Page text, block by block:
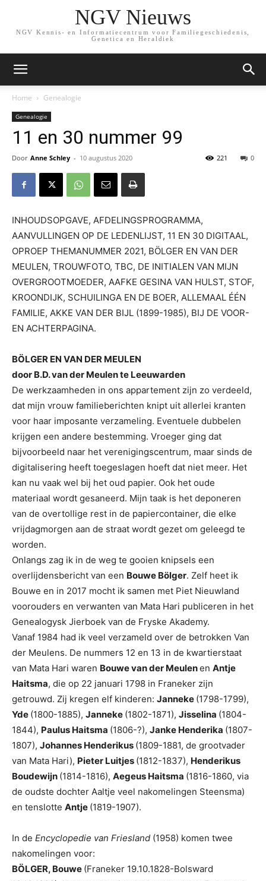
NGV Nieuws
NGV Kennis- en Informatiecentrum voor Familiegeschiedenis,
Genetica en Heraldiek
Home Genealogie
Genealogie
11 en 30 nummer 99
Door Anne Schley - 10 augustus 2020 0
221
INHOUDSOPGAVE, AFDELINGSPROGRAMMA,
AANVULLINGEN OP DE LEDENLIJST, 11 EN 30 DIGITAAL,
OPROEP THEMANUMMER 2021, BÖLGER EN VAN DER
MEULEN, TROUWFOTO, TBC, DE INITIALEN VAN MIJN
OVERGROOTMOEDER, AAFKE GESINA VAN HULST, STOF,
KROONDIJK, SCHUILINGA EN DE BOER, ALLEMAAL ÉÉN
FAMILIE, AKKE VAN DER BIJL (1899-1985), BIJ DE VOOR-
EN ACHTERPAGINA.
BÖLGER EN VAN DER MEULEN
door B.D. van der Meulen te Leeuwarden
De werkzaamheden in ons appartement zijn zo verdeeld,
dat mijn vrouw familieberichten knipt uit allerlei kranten
voor haar imposante verzameling. Eventuele dubbelen
krijgen een andere bestemming. Vroeger ging dat
bijvoorbeeld naar het verenigingscentrum, maar sinds de
digitalisering heeft toegeslagen hoeft dat niet meer. Het
kan nu vaak wel bij het oud papier. Ook het oude
materiaal wordt gesaneerd. Mijn taak is het deponeren
van de overtollige rest in de papiercontainer, die elke
vrijdagmorgen aan de straat wordt gezet om geleegd te
worden.
Onlangs zag ik in de weg te gooien knipsels een
overlijdensbericht van een Bouwe Bölger. Zelf heet ik
Bouwe en in 2017 mocht ik samen met Piet Nieuwland
voorouders en verwanten van Mata Hari publiceren in het
Genealogysk Jierboek van de Fryske Akademy.
Vanaf 1984 had ik veel verzameld over de betrokken Van
der Meulens. De nummers 12 en 13 in de kwartierstaat
van Mata Hari waren Bouwe van der Meulenen Antje
Haitsma, die op 22 januari 1798 in Franeker zijn
getrouwd. Zij kregen elf kinderen: Janneke (1798-1799),
Yde (1800-1885), Janneke (1802-1871), Jisselina (1804-
1844), Paulus Haitsma (1806-?), Janke Henderika (1807-
1807), Johannes Henderikus (1809-1881, de grootvader
van Mata Hari), Pieter Luitjes (1812-1837), Henderikus
Boudewijn (1814-1816), Aegeus Haitsma (1816-1860, via
de oudste dochter Aaltje veel nakomelingen Steensma)
en tenslotte Antje (1819-1907).
In de Encyclopedie van Friesland (1958) komen twee
nakomelingen voor:
BÖLGER, Bouwe (Franeker 19.10.1828-Bolsward